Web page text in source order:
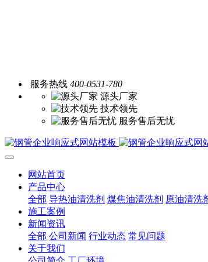
服务热线 400-0531-780
源头厂家
技术领先
服务售后无忧
网站首页
产品中心
全部 导热油清洗剂 煤焦油清洗剂 原油清洗
施工案例
新闻资讯
全部 公司新闻 行业动态 常见问题
关于我们